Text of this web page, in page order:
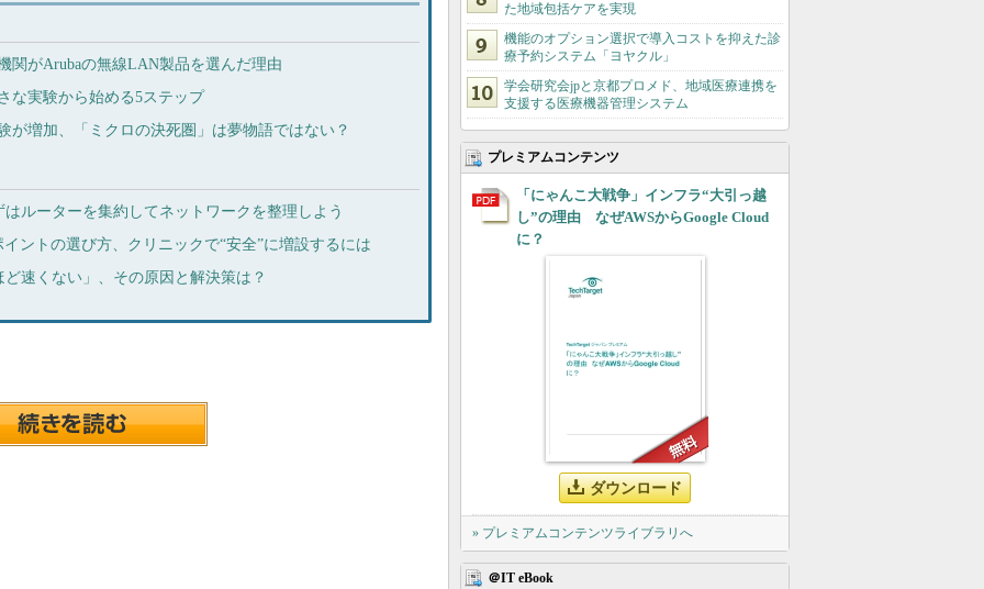
がArubaの無線LAN製品を選んだ理由
実験から始める5ステップ
が増加、「ミクロの決死圏」は夢物語ではない？
ルーターを集約してネットワークを整理しよう
ントの選び方、クリニックで“安全”に増設するには
速くない」、その原因と解決策は？
た地域包括ケアを実現
機能のオプション選択で導入コストを抑えた診
療予約システム「ヨヤクル」
学会研究会jpと京都プロメド、地域医療連携を
支援する医療機器管理システム
プレミアムコンテンツ
「にゃんこ大戦争」インフラ“大引っ越
し”の理由 なぜAWSからGoogle Cloud
に？
ダウンロード
» プレミアムコンテンツライブラリへ
＠IT eBook